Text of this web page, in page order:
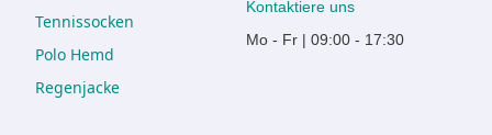
Tennissocken
Polo Hemd
Regenjacke
Kontaktiere uns
Mo - Fr | 09:00 - 17:30